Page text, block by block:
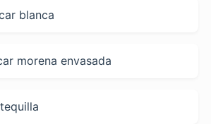
blanca
morena envasada